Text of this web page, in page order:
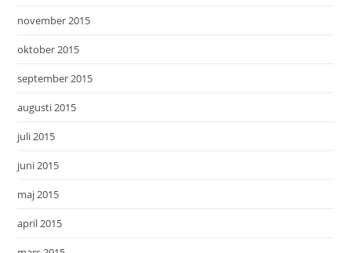
november 2015
oktober 2015
september 2015
augusti 2015
juli 2015
juni 2015
maj 2015
april 2015